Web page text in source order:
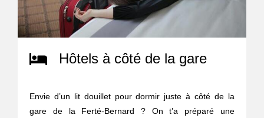
Hôtels à côté de la gare
Envie d’un lit douillet pour dormir juste à côté de la
gare de la Ferté-Bernard ? On t’a préparé une